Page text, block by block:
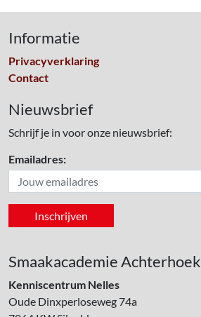
Informatie
Privacyverklaring
Contact
Nieuwsbrief
Schrijf je in voor onze nieuwsbrief:
Emailadres:
Smaakacademie Achterhoek
Kenniscentrum Nelles
Oude Dinxperloseweg 74a